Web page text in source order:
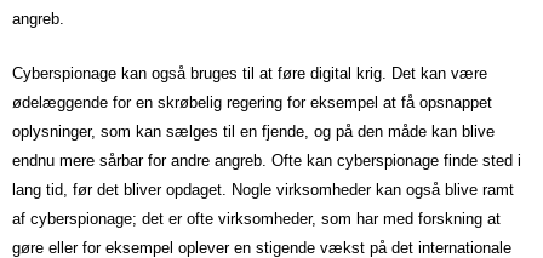
angreb.
Cyberspionage kan også bruges til at føre digital krig. Det kan være
ødelæggende for en skrøbelig regering for eksempel at få opsnappet
oplysninger, som kan sælges til en fjende, og på den måde kan blive
endnu mere sårbar for andre angreb. Ofte kan cyberspionage finde sted i
lang tid, før det bliver opdaget. Nogle virksomheder kan også blive ramt
af cyberspionage; det er ofte virksomheder, som har med forskning at
gøre eller for eksempel oplever en stigende vækst på det internationale